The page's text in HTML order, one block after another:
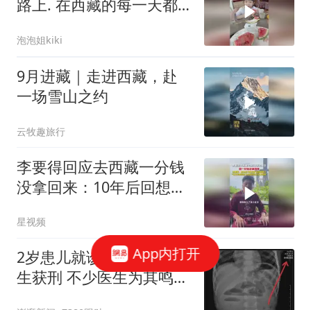
路上. 在西藏的每一天都
泡泡姐kiki
9月进藏｜走进西藏，赴
一场雪山之约
云牧趣旅行
李要得回应去西藏一分钱
没拿回来：10年后回想，
星视频
2岁患儿就诊死亡首诊医
生获刑 不少医生为其鸣不
App内打开